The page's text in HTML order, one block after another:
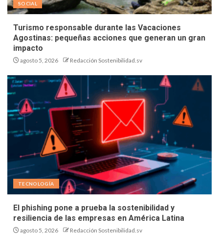
SOCIAL
Turismo responsable durante las Vacaciones
Agostinas: pequeñas acciones que generan un gran
impacto
agosto 5, 2026 Redacción Sostenibilidad.sv
TECNOLOGÍA
El phishing pone a prueba la sostenibilidad y
resiliencia de las empresas en América Latina
agosto 5, 2026 Redacción Sostenibilidad.sv